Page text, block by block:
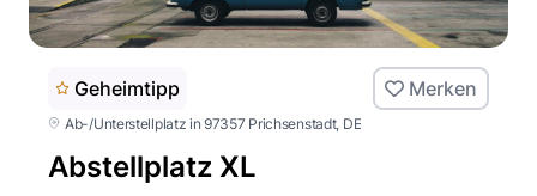
Ab-/Unterstellplatz in 97357 Prichsenstadt, DE
Abstellplatz XL
Geheimtipp Merken